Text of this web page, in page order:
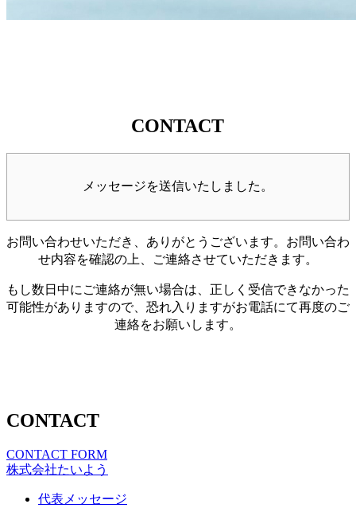
CONTACT
メッセージを送信いたしました。
お問い合わせいただき、ありがとうございます。お問い合わ
せ内容を確認の上、ご連絡させていただきます。
もし数日中にご連絡が無い場合は、正しく受信できなかった
可能性がありますので、恐れ入りますがお電話にて再度のご
連絡をお願いします。
CONTACT
CONTACT FORM
株式会社たいよう
代表メッセージ